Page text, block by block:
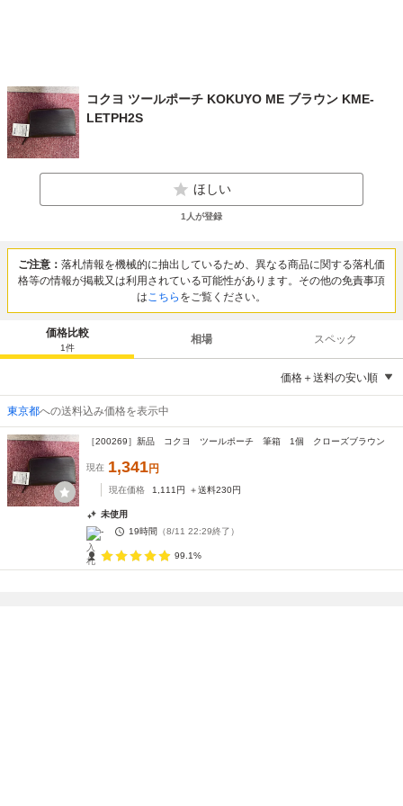
コクヨ ツールポーチ KOKUYO ME ブラウン KME-
LETPH2S
ほしい
1 人が登録
ご注意： 落札情報を機械的に抽出しているため、異なる商品に関する落札価
格等の情報が掲載又は利用されている可能性があります。その他の免責事項
はこちら をご覧ください。
価格比較
1件
相場 スペック
価格＋送料の安い順
東京都への送料込み価格を表示中
［200269］新品 コクヨ ツールポーチ 筆箱 1個 クローズブラウン
現在 1,341円
現在価格 1,111 円 ＋送料230円
未使用
-
19時間 （8/11 22:29終了）
99.1%